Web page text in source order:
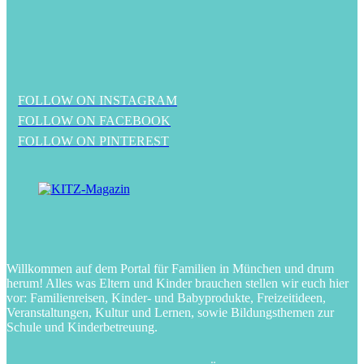
FOLLOW ON INSTAGRAM
FOLLOW ON FACEBOOK
FOLLOW ON PINTEREST
Willkommen auf dem Portal für Familien in München und drum
herum! Alles was Eltern und Kinder brauchen stellen wir euch hier
vor: Familienreisen, Kinder- und Babyprodukte, Freizeitideen,
Veranstaltungen, Kultur und Lernen, sowie Bildungsthemen zur
Schule und Kinderbetreuung.